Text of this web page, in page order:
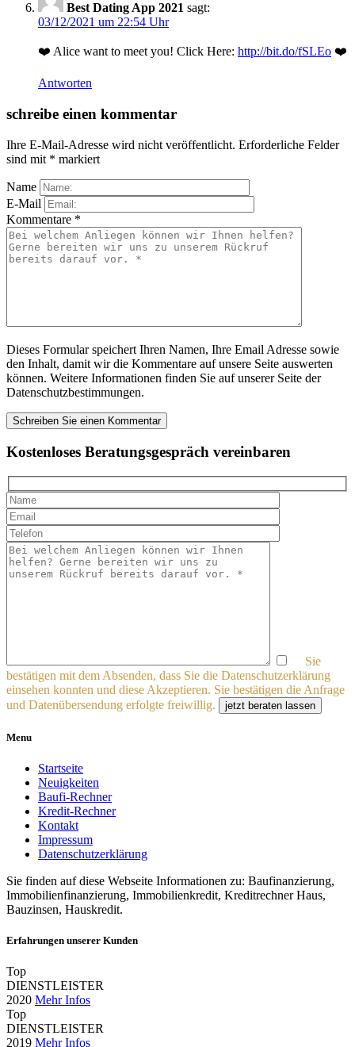
Best Dating App 2021 sagt:
03/12/2021 um 22:54 Uhr
❤️ Alice want to meet you! Click Here: http://bit.do/fSLEo ❤️
Antworten
schreibe einen kommentar
Ihre E-Mail-Adresse wird nicht veröffentlicht. Erforderliche Felder
sind mit * markiert
Name
E-Mail
Kommentare *
Dieses Formular speichert Ihren Namen, Ihre Email Adresse sowie
den Inhalt, damit wir die Kommentare auf unsere Seite auswerten
können. Weitere Informationen finden Sie auf unserer Seite der
Datenschutzbestimmungen.
Kostenloses Beratungsgespräch vereinbaren
Sie
bestätigen mit dem Absenden, dass Sie die Datenschutzerklärung
einsehen konnten und diese Akzeptieren. Sie bestätigen die Anfrage
und Datenübersendung erfolgte freiwillig.
jetzt beraten lassen
Menu
Startseite
Neuigkeiten
Baufi-Rechner
Kredit-Rechner
Kontakt
Impressum
Datenschutzerklärung
Sie finden auf diese Webseite Informationen zu: Baufinanzierung,
Immobilienfinanzierung, Immobilienkredit, Kreditrechner Haus,
Bauzinsen, Hauskredit.
Erfahrungen unserer Kunden
Top
DIENSTLEISTER
2020 Mehr Infos
Top
DIENSTLEISTER
2019 Mehr Infos